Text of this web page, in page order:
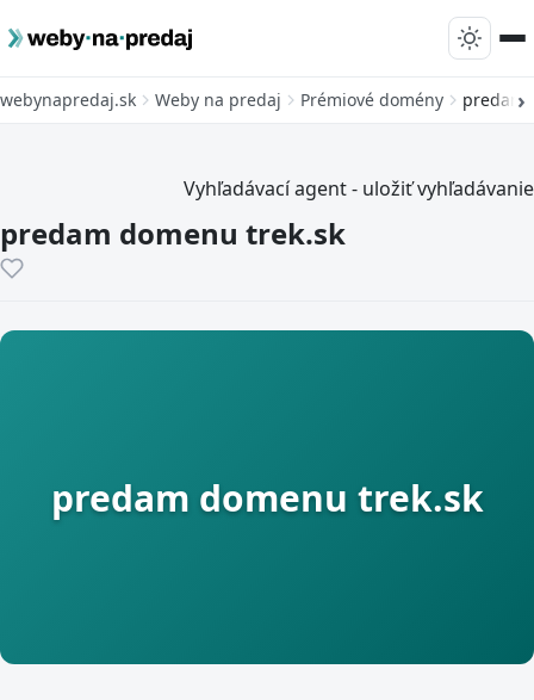
webynapredaj.sk Weby na predaj Prémiové domény predam
Vyhľadávací agent - uložiť vyhľadávanie
predam domenu trek.sk
predam domenu trek.sk